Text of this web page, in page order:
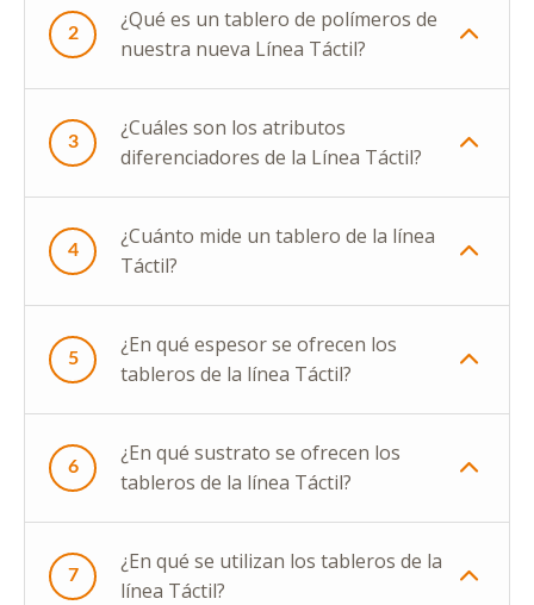
2
¿Qué es un tablero de polímeros de
nuestra nueva Línea Táctil?
3
¿Cuáles son los atributos
diferenciadores de la Línea Táctil?
4
¿Cuánto mide un tablero de la línea
Táctil?
5
¿En qué espesor se ofrecen los
tableros de la línea Táctil?
6
¿En qué sustrato se ofrecen los
tableros de la línea Táctil?
7
¿En qué se utilizan los tableros de la
línea Táctil?